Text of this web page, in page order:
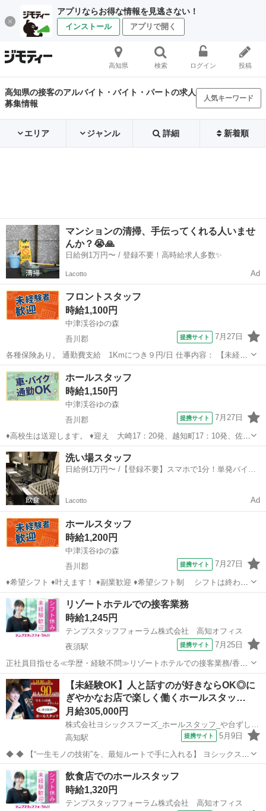
アプリならお得な情報を見逃さない！
インストール アプリで開く
高知県 検索 ログイン 投稿
高知県の接客のアルバイト・バイト・パートの求人
募集情報
人気キーワード
エリア ジャンル 詳細 新着順
マンションの清掃、手伝ってくれる人いませ
んか？😭🙏
日給例1万円〜 / 登録不要！高時給求人多数✨
Lacotto Ad
フロントスタッフ
時給1,100円
中津渓谷ゆの森
吾川郡
提携サイト 7月27日
各種保険あり。 通勤費支給 1Kmにつき９円/日 仕事内容： 【未経験
も大歓迎】フロントスタッフのお仕事！ 具体的には 温泉接客、チェ
ックイン、チェックアウト、電話対応 勤務地： 中津渓谷ゆの森 高知
県吾川郡仁淀川町...
高知 吾川郡 フロント
ホールスタッフ
時給1,150円
中津渓谷ゆの森
吾川郡
提携サイト 7月27日
♦高校生は送迎します。 ♦迎え 大崎17：20発、越知町17：10発、佐川
町17：00発 ♦送り ゆの森20：00発 ♦希望シフト ♦叶えます！ ♦希望シ
フト制 シフトは終わり時間にピタっと終了！ 希望シフトは必ず叶
え...
高知 吾川郡 ホールスタッフ
洗い場スタッフ
日給例1万円〜 /【登録不要】スマホで1分！単発バイト
Lacotto Ad
ホールスタッフ
時給1,200円
中津渓谷ゆの森
吾川郡
提携サイト 7月27日
♦希望シフト ♦叶えます！ ♦副業歓迎 ♦希望シフト制 シフトは終わり
時間にピタっと終了！ 希望シフトは必ず叶えます ♦まずは面接へ ♦
職場見学OK ♦友達といっしょにOK ♦外国人が多く宿泊します。英語の
スキルアッ...
高知 吾川郡 ホールスタッフ
リゾートホテルでの接客業務
時給1,245円
テンプスタッフフォーラム株式会社 高知オフィス
夜須駅
提携サイト 7月25日
正社員目指せる≪学歴・経験不問≫リゾートホテルでの接客業務/香南
市東部 ●学歴・経験不問！有名なリゾートホテルで正社員のチャン
ス☆ ●制服はアロハシャツを支給します。 ●芸西村方面からも通いや
すい立地です♪【WE...
高知 香南市 夜須駅 ホテル
【未経験OK】人と話すのが好きならOK◎に
ぎやかなお店で楽しく働くホールスタッ…
月給305,000円
株式会社ヨシックスフーズ_ホールスタッフ_や台ずし高知駅前町 (正社員)
高知駅
提携サイト 5月9日
◆ ◆ 【“一生モノの技術”を、最短ルートで手に入れる】 ヨシックスフ
ーズが運営する寿司居酒屋「や台ずし」では、 鮮魚の一部を加工済み
の状態で仕入れることで仕込みの負担を大幅に削減しています。 入社
後は余計な工程に時間...
高知 高知市 高知駅 ホールスタッフ
飲食店でのホールスタッフ
時給1,320円
テンプスタッフフォーラム株式会社 高知オフィス